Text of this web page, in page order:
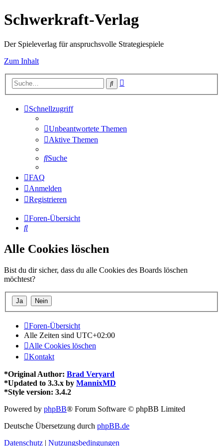
Schwerkraft-Verlag
Der Spieleverlag für anspruchsvolle Strategiespiele
Zum Inhalt
Suche
Schnellzugriff
Unbeantwortete Themen
Aktive Themen
Suche
FAQ
Anmelden
Registrieren
Foren-Übersicht
Suche
Alle Cookies löschen
Bist du dir sicher, dass du alle Cookies des Boards löschen
möchtest?
Foren-Übersicht
Alle Zeiten sind UTC+02:00
Alle Cookies löschen
Kontakt
*Original Author: Brad Veryard
*Updated to 3.3.x by MannixMD
*Style version: 3.4.2
Powered by phpBB® Forum Software © phpBB Limited
Deutsche Übersetzung durch phpBB.de
Datenschutz | Nutzungsbedingungen